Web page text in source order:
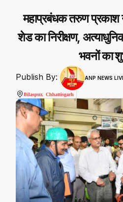
महाप्रबंधक तरुण प्रकाश
शेड का निरीक्षण,
भवनों का
Publish By: ANP NEWS
Bilaspur, Chhattisgarh